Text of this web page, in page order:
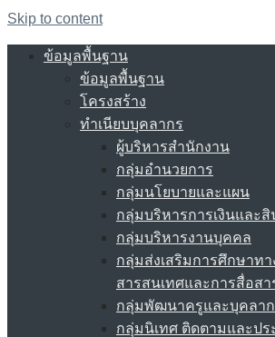
Skip to content
ข้อมูลพื้นฐาน
ข้อมูลพื้นฐาน
โครงสร้าง
ทำเนียบบุคลากร
ผู้บริหารสำนักงาน
กลุ่มอำนวยการ
กลุ่มนโยบายและแผน
กลุ่มบริหารการเงินและ
กลุ่มบริหารงานบุคคล
กลุ่มส่งเสริมการศึกษาทา
สารสนเทศและการสื่อสา
กลุ่มพัฒนาครูและบุคลาก
กลุ่มนิเทศ ติดตามและปร